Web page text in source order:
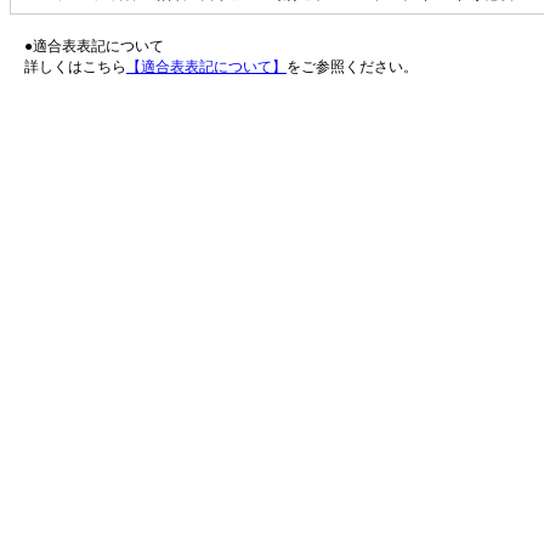
●適合表表記について
詳しくはこちら
【適合表表記について】 をご参照ください。